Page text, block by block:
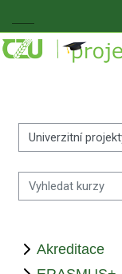
Boční panel
Kategorie kurzů
Vyhledat kurzy
Akreditace